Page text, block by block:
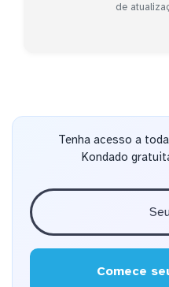
de
Tenha acesso a
Kondado
Comece